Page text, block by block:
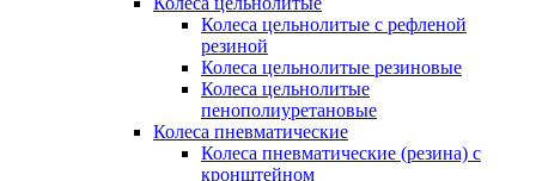
Колеса цельнолитые с рефленой
резиной
Колеса цельнолитые резиновые
Колеса цельнолитые
пенополиуретановые
Колеса пневматические
Колеса пневматические (резина) с
кронштейном